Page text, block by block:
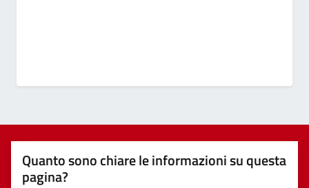
Quanto sono chiare le informazioni su questa
pagina?